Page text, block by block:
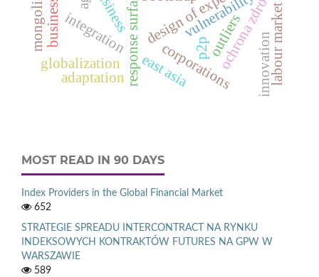
ochrona zdrowia
integration
globalization corporations innovation
east asia
mongolia vulnerability
adaptation
p2p labour market
outliers
MOST READ IN 90 DAYS
Index Providers in the Global Financial Market
652
STRATEGIE SPREADU INTERCONTRACT NA RYNKU
INDEKSOWYCH KONTRAKTÓW FUTURES NA GPW W
WARSZAWIE
589